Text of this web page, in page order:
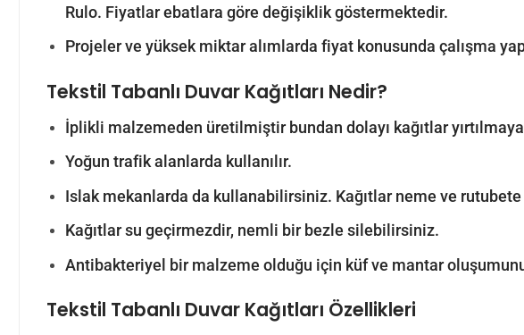
Rulo. Fiyatlar ebatlara göre değişiklik göstermektedir.
Projeler ve yüksek miktar alımlarda fiyat konusunda çalışma
Tekstil Tabanlı Duvar Kağıtları Nedir?
İplikli malzemeden üretilmiştir bundan dolayı kağıtlar
Yoğun trafik alanlarda kullanılır.
Islak mekanlarda da kullanabilirsiniz. Kağıtlar neme ve rutubete
Kağıtlar su geçirmezdir, nemli bir bezle silebilirsiniz.
Antibakteriyel bir malzeme olduğu için küf ve mantar
Tekstil Tabanlı Duvar Kağıtları Özellikleri